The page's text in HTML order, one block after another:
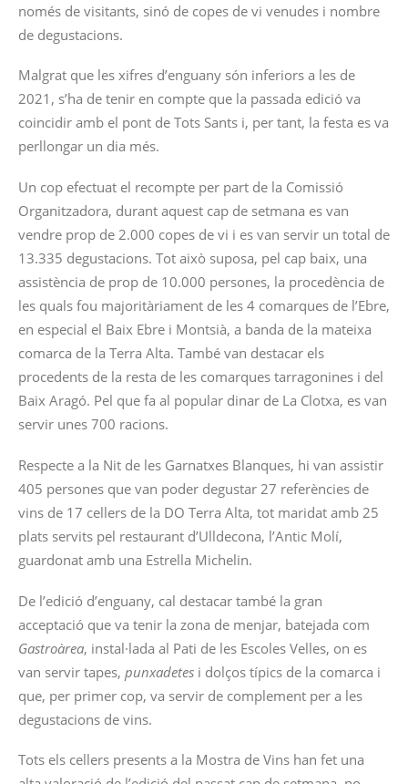
només de visitants, sinó de copes de vi venudes i nombre
de degustacions.
Malgrat que les xifres d’enguany són inferiors a les de
2021, s’ha de tenir en compte que la passada edició va
coincidir amb el pont de Tots Sants i, per tant, la festa es va
perllongar un dia més.
Un cop efectuat el recompte per part de la Comissió
Organitzadora, durant aquest cap de setmana es van
vendre prop de 2.000 copes de vi i es van servir un total de
13.335 degustacions. Tot això suposa, pel cap baix, una
assistència de prop de 10.000 persones, la procedència de
les quals fou majoritàriament de les 4 comarques de l’Ebre,
en especial el Baix Ebre i Montsià, a banda de la mateixa
comarca de la Terra Alta. També van destacar els
procedents de la resta de les comarques tarragonines i del
Baix Aragó. Pel que fa al popular dinar de La Clotxa, es van
servir unes 700 racions.
Respecte a la Nit de les Garnatxes Blanques, hi van assistir
405 persones que van poder degustar 27 referències de
vins de 17 cellers de la DO Terra Alta, tot maridat amb 25
plats servits pel restaurant d’Ulldecona, l’Antic Molí,
guardonat amb una Estrella Michelin.
De l’edició d’enguany, cal destacar també la gran
acceptació que va tenir la zona de menjar, batejada com
Gastroàrea, instal·lada al Pati de les Escoles Velles, on es
van servir tapes, punxadetes i dolços típics de la comarca i
que, per primer cop, va servir de complement per a les
degustacions de vins.
Tots els cellers presents a la Mostra de Vins han fet una